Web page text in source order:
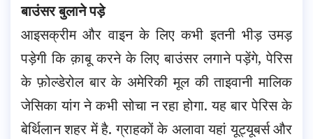
बाउंसर बुलाने पड़े
आइसक्रीम और वाइन के लिए कभी इतनी भीड़ उमड़
पड़ेगी कि क़ाबू करने के लिए बाउंसर लगाने पड़ेंगे, पेरिस
के फ़ोल्डेरोल बार के अमेरिकी मूल की ताइवानी मालिक
जेसिका यांग ने कभी सोचा न रहा होगा. यह बार पेरिस के
बेर्थिलान शहर में है. ग्राहकों के अलावा यहां यूट्यूबर्स और